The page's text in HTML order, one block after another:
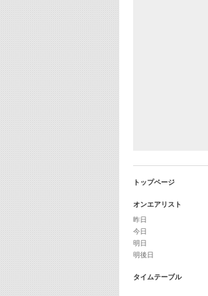
トップページ
オンエアリスト
昨日
今日
明日
明後日
タイムテーブル